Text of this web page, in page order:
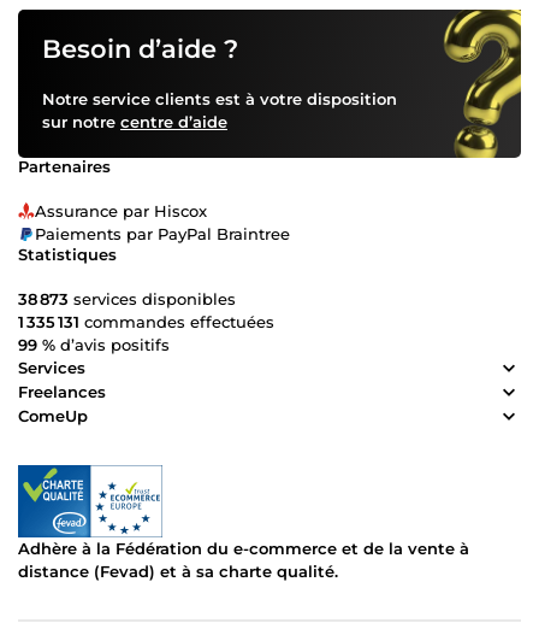
Besoin d’aide ?
Notre service clients est à votre disposition
sur notre centre d’aide
Partenaires
Assurance par Hiscox
Paiements par PayPal Braintree
Statistiques
38 873 services disponibles
1 335 131 commandes effectuées
99 % d’avis positifs
Services
Freelances
ComeUp
Adhère à la Fédération du e-commerce et de la vente à
distance (Fevad) et à sa charte qualité.